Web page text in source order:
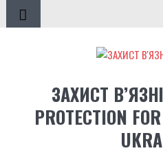
ЗАХИСТ
PROTECTION